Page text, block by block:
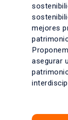
mejores
asegurar